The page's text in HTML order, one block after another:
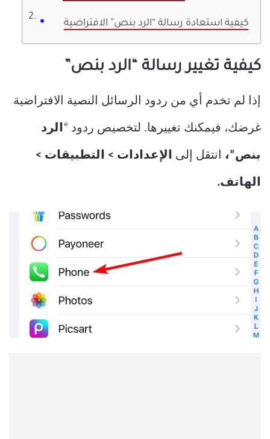
كيفية استعادة رسالة “الرد بنص” الافتراضية
كيفية تغيير رسالة “الرد بنص”
إذا لم تخدم أي من ردود الرسائل النصية الافتراضية
غرضك، فيمكنك تغييرها. لتخصيص ردود “ الرد
بنص”، انتقل إلى الإعدادات > التطبيقات >
الهاتف.